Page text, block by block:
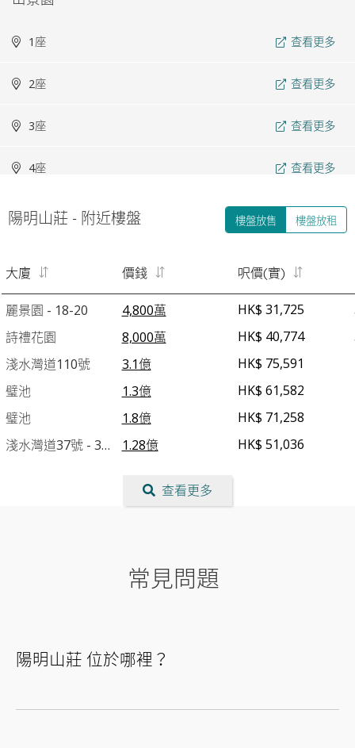
1座 查看更多
2座 查看更多
3座 查看更多
4座 查看更多
5座 查看更多
6座 查看更多
7座 查看更多
涵碧苑
陽明山莊 - 附近樓盤 樓盤放售 樓盤放租
大廈 價錢 呎價(實)
麗景園 - 18-20 4,800萬 HK$ 31,725
詩禮花園
8,000萬 HK$ 40,774
淺水灣道110號
3.1億 HK$ 75,591
璧池
1.3億 HK$ 61,582
璧池
1.8億 HK$ 71,258
淺水灣道37號 - 3座
1.28億 HK$ 51,036
查看更多
常見問題
陽明山莊 位於哪裡？